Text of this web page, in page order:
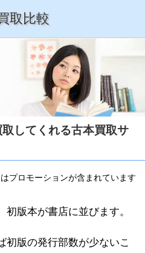
取比較
してくれる古本買取サ
プロモーションが含まれています
版本が書店に並びます。
初版の発行部数が少ないこ